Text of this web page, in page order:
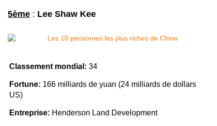
5ème : Lee Shaw Kee
Classement mondial: 34
Fortune: 166 milliards de yuan (24 milliards de dollars
US)
Entreprise: Henderson Land Development